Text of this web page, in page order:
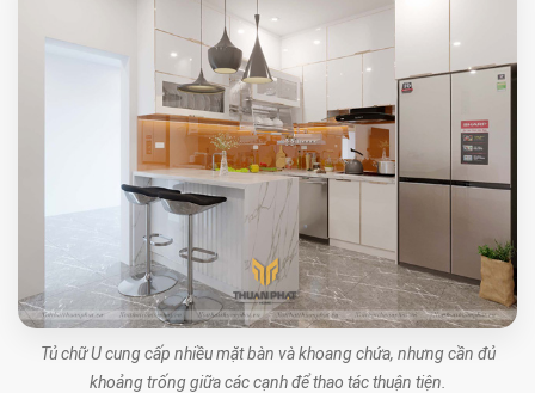
Tủ chữ U cung cấp nhiều mặt bàn và khoang chứa, nhưng cần đủ
khoảng trống giữa các cạnh để thao tác thuận tiện.